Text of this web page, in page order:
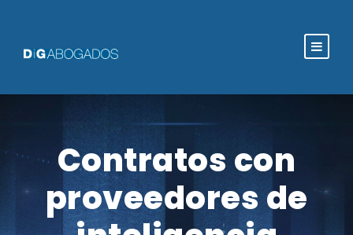
Contratos con
proveedores de